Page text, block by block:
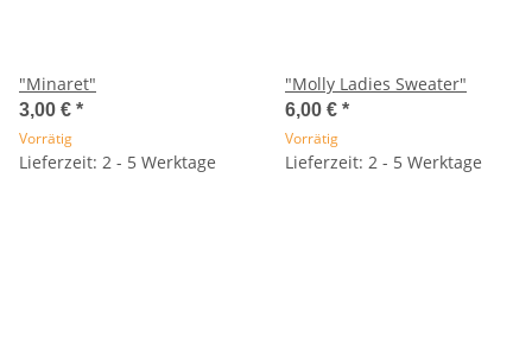
"Minaret"
3,00 € *
Vorrätig
Lieferzeit: 2 - 5 Werktage
"Molly Ladies Sweater"
6,00 € *
Vorrätig
Lieferzeit: 2 - 5 Werktage